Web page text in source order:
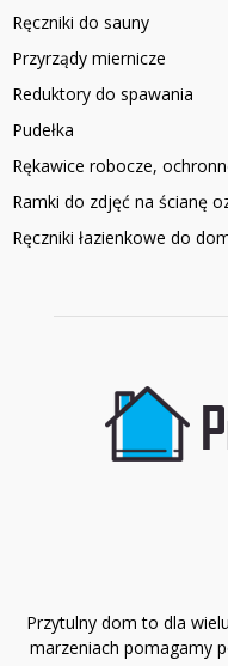
Ręczniki do sauny
Przyrządy miernicze
Reduktory do spawania
Pudełka
Rękawice robocze,
Ramki do zdjęć na ścianę
Ręczniki łazienkowe do
Przytulny dom to dla
marzeniach pomagamy